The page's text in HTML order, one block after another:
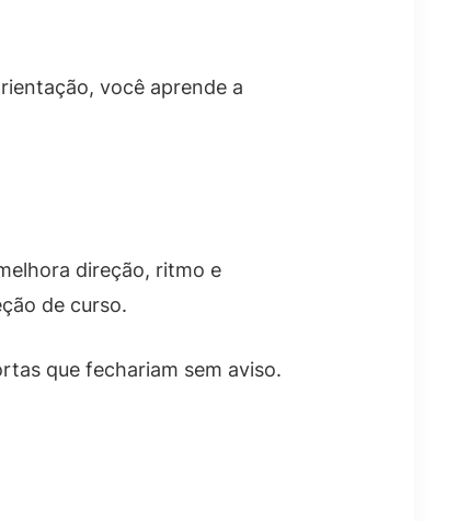
você aprende a
direção, ritmo e
de curso.
que fechariam sem aviso.